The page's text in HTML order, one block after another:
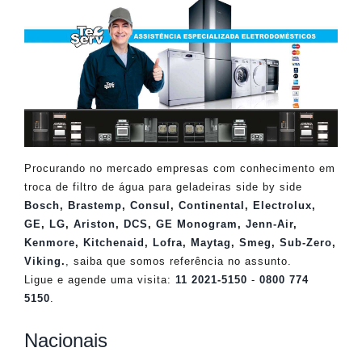
Procurando no mercado empresas com conhecimento em
troca de filtro de água para geladeiras side by side
Bosch, Brastemp, Consul , Continental , Electrolux,
GE , LG, Ariston, DCS , GE Monogram , Jenn-Air,
Kenmore, Kitchenaid , Lofra, Maytag , Smeg , Sub-Zero,
Viking.
, saiba que somos referência no assunto.
Ligue e agende uma visita: 11 2021-5150 - 0800 774
5150
Nacionais